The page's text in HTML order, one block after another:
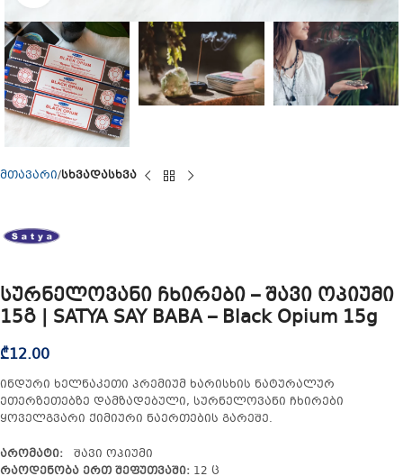
მთავარი სხვადასხვა
სურნელოვანი ჩხირები – შავი ოპიუმი
15გ | SATYA SAY BABA – Black Opium 15g
₾12.00
ინდური ხელნაკეთი პრემიუმ ხარისხის ნატურალურ
ეთერზეთებზე დამზადებული, სურნელოვანი ჩხირები
ყოველგვარი ქიმიური ნაერთების გარეშე.
არომატი:
შავი ოპიუმი
რაოდენობა ერთ შეფუთვაში: 12 ც